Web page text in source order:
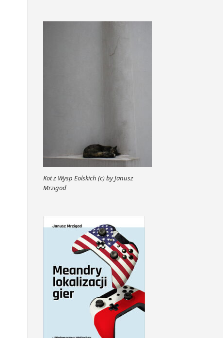
Kot z Wysp Eolskich (c) by Janusz
Mrzigod